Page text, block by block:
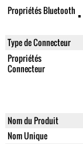
Propriétés Bluetooth
Type de Connecteur
Propriétés
Connecteur
Nom du Produit
Nom Unique